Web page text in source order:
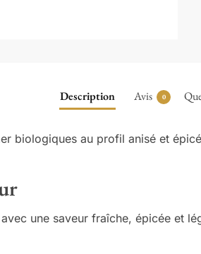
Description Avis 0
biologiques au profil anisé et
une saveur fraîche, épicée et